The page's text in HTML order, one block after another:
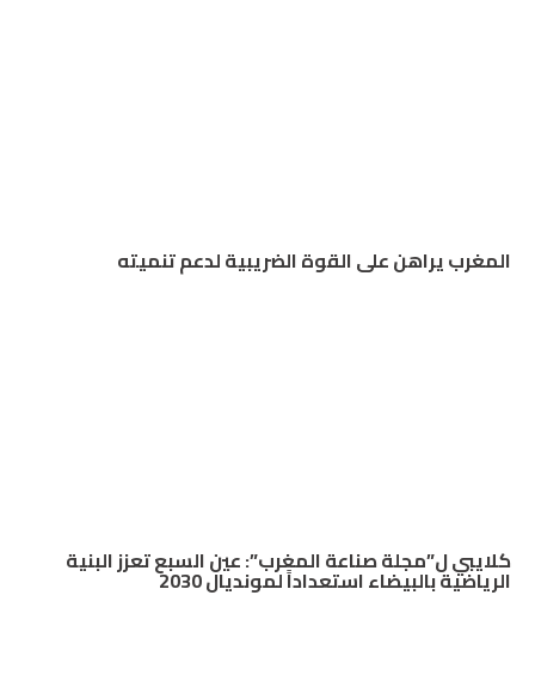
المغرب يراهن على القوة الضريبية لدعم تنميته
كلايبي ل”مجلة صناعة المغرب”: عين السبع تعزز البنية
الرياضية بالبيضاء استعداداً لمونديال 2030